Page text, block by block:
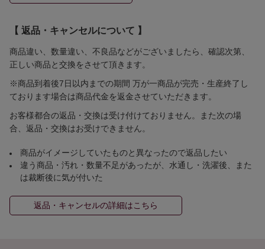
【 返品・キャンセルについて 】
商品違い、数量違い、不良品などがございましたら、確認次第、
正しい商品と交換をさせて頂きます。
※商品到着後7日以内までの期間 万が一商品が完売・生産終了し
ております場合は商品代金を返金させていただきます。
お客様都合の返品・交換は受け付けておりません。また次の場
合、返品・交換はお受けできません。
商品がイメージしていたものと異なったので返品したい
違う商品・汚れ・数量不足があったが、水通し・洗濯後、また
は裁断後に気が付いた
返品・キャンセルの詳細はこちら